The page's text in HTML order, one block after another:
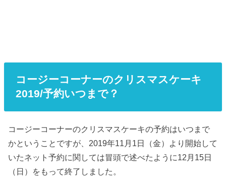
コージーコーナーのクリスマスケーキ
2019/予約いつまで？
コージーコーナーのクリスマスケーキの予約はいつまで
かということですが、2019年11月1日（金）より開始して
いたネット予約に関しては冒頭で述べたように12月15日
（日）をもって終了しました。